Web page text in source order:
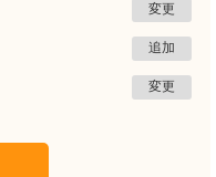
変更
追加
変更